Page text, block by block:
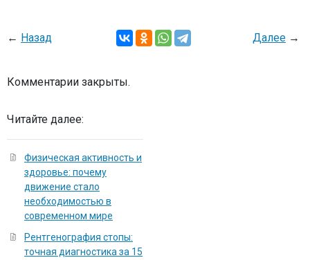
← Назад Далее →
Комментарии закрыты.
Читайте далее:
Физическая активность и
здоровье: почему
движение стало
необходимостью в
современном мире
Рентгенография стопы:
точная диагностика за 15